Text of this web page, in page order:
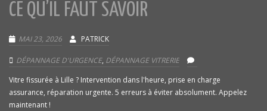
CE QU’IL FAUT SAVOIR
MAI 23, 2026 PATRICK
DÉPANNAGE D'URGENCE, DÉPANNAGE VITRERIE
Vitre fissurée à Lille ? Intervention dans l'heure, prise en charge
assurance, réparation urgente. 5 erreurs à éviter absolument. Appelez
maintenant !